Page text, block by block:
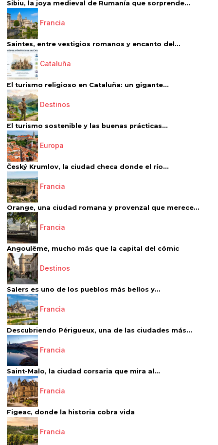
Sibiu, la joya medieval de Rumanía que sorprende...
Francia
Saintes, entre vestigios romanos y encanto del...
Cataluña
El turismo religioso en Cataluña: un gigante...
Destinos
El turismo sostenible y las buenas prácticas...
Europa
Český Krumlov, la ciudad checa donde el río...
Francia
Orange, una ciudad romana y provenzal que merece...
Francia
Angoulême, mucho más que la capital del cómic
Destinos
Salers es uno de los pueblos más bellos y...
Francia
Descubriendo Périgueux, una de las ciudades más...
Francia
Saint-Malo, la ciudad corsaria que mira al...
Francia
Figeac, donde la historia cobra vida
Francia